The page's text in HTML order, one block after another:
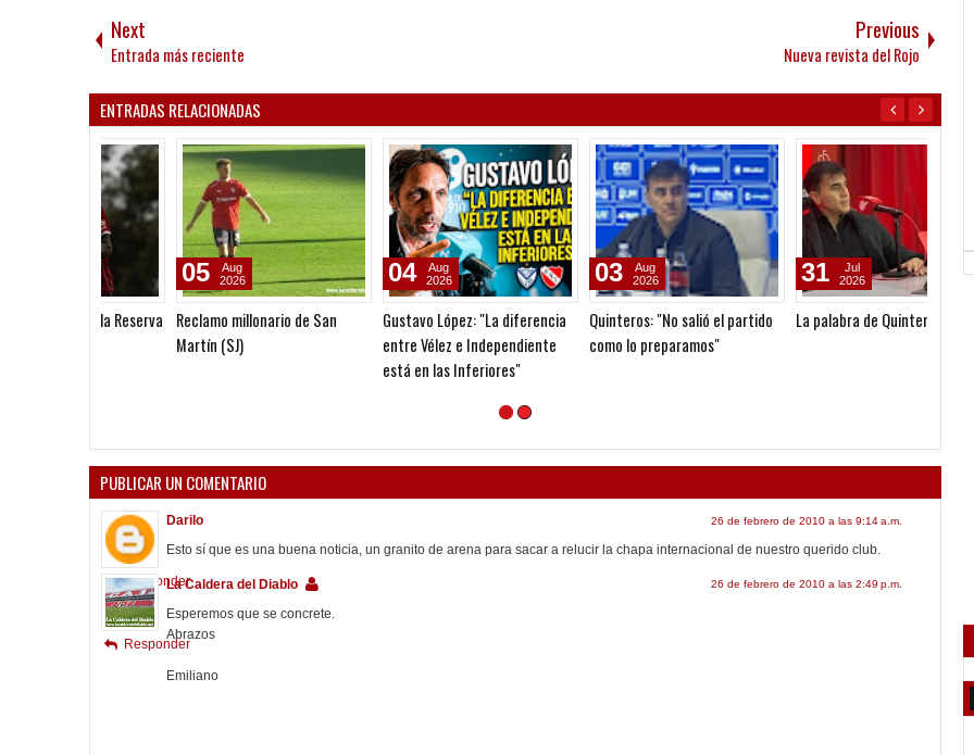
Next
Entrada más reciente
Previous
Nueva revista del Rojo
ENTRADAS RELACIONADAS
Quinteros: "No salió el partido
como lo preparamos"
03
2026
La palabra de Quinteros
31
Jul
2026
Roberto Bustamante: "Tengo
una meta: ser Presidente de
Independiente y ganar la
08
2025
Outes: "Cuesta mucho formar
25
Nov
2024
06
PUBLICAR UN COMENTARIO
Responder
Esperemos que se concrete.
Abrazos